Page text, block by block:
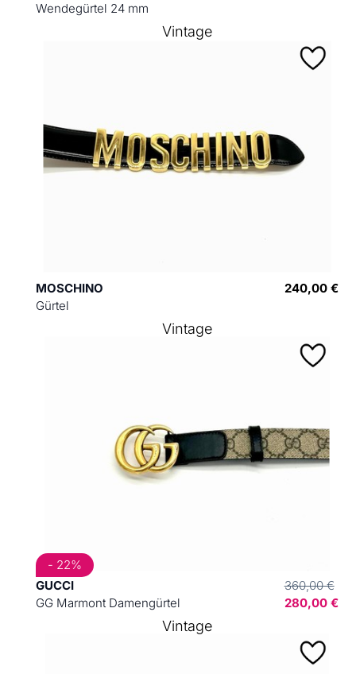
Wendegürtel 24 mm
MOSCHINO
Gürtel
240,00 €
Vintage
GUCCI
GG Marmont Damengürtel
360,00 €
280,00 €
- 22%
Vintage
Vintage